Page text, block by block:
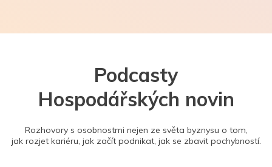
Podcasty
Hospodářských novin
Rozhovory s osobnostmi nejen ze světa byznysu o tom,
jak rozjet kariéru, jak začít podnikat, jak se zbavit pochybností.